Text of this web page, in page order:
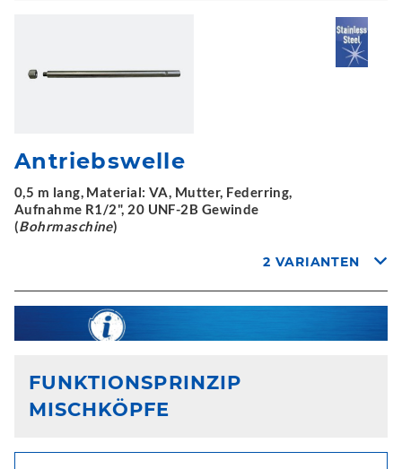
Antriebswelle
0,5 m lang, Material: VA, Mutter, Federring,
Aufnahme R1/2", 20 UNF-2B Gewinde
(Bohrmaschine)
2 VARIANTEN
FUNKTIONSPRINZIP
MISCHKÖPFE